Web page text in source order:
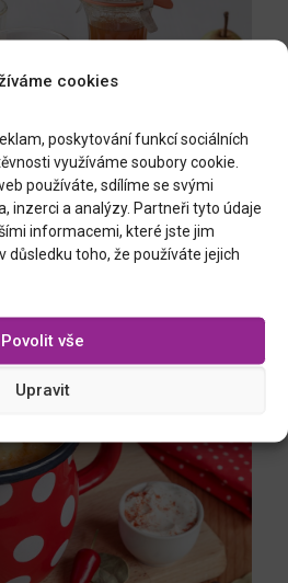
cookies
poskytování funkcí sociálních
využíváme soubory cookie.
používáte, sdílíme se svými
inzerci a analýzy. Partneři tyto údaje
informacemi, které jste jim
důsledku toho, že používáte jejich
Povolit vše
Upravit